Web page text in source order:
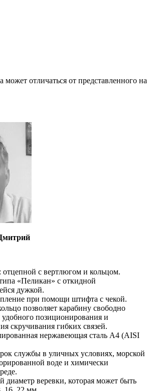
отличаться от представленного на
отцепной с вертлюгом и кольцом.
«Пеликан» с откидной
дужкой.
при помощи штифта с чекой.
позволяет карабину свободно
удобного позиционирования и
скручивания гибких связей.
нержавеющая сталь А4 (AISI
службы в уличных условиях, морской
воде и химически
диаметр веревки, которая может быть